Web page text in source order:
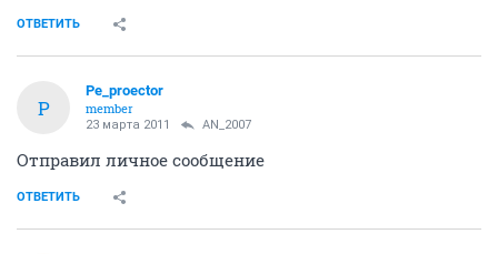
ОТВЕТИТЬ
P
Pe_proector
member
23 марта 2011 AN_2007
Отправил личное сообщение
ОТВЕТИТЬ